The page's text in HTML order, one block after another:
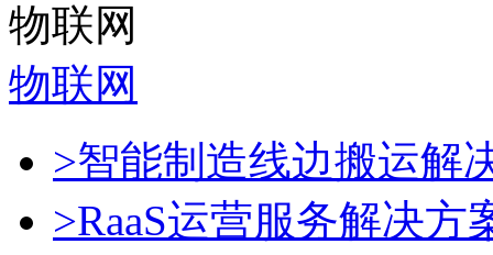
物联网
物联网
>智能制造线边搬运解
>RaaS运营服务解决方